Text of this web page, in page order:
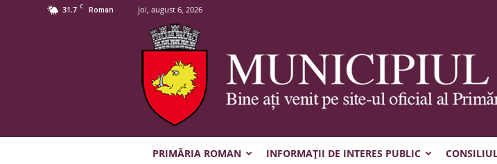
31.7 C Roman joi, august 6, 2026
PRIMĂRIA ROMAN INFORMAȚII DE INTERES PUBLIC